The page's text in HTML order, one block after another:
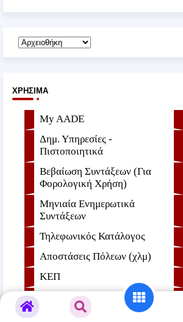
ΧΡΉΣΙΜΑ
My AADE
Δημ. Υπηρεσίες -
Πιστοποιητικά
Βεβαίωση Συντάξεων (Για
Φορολογική Χρήση)
Μηνιαία Ενημερωτικά
Συντάξεων
Τηλεφωνικός Κατάλογος
Αποστάσεις Πόλεων (χλμ)
ΚΕΠ
e-ΕΦKA
Συνήγορος του Πολίτη